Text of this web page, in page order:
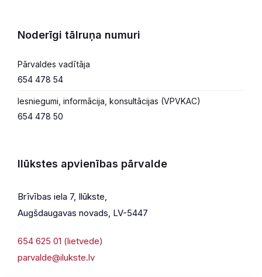
Noderīgi tālruņa numuri
Pārvaldes vadītāja
654 478 54
Iesniegumi, informācija, konsultācijas (VPVKAC)
654 478 50
Ilūkstes apvienības pārvalde
Brīvības iela 7, Ilūkste,
Augšdaugavas novads, LV-5447
654 625 01 (lietvede)
parvalde@ilukste.lv